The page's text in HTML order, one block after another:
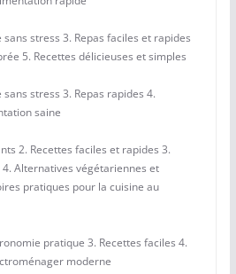
stress 3. Repas faciles et rapides
5. Recettes délicieuses et simples
stress 3. Repas rapides 4.
saine
2. Recettes faciles et rapides 3.
Alternatives végétariennes et
pratiques pour la cuisine au
pratique 3. Recettes faciles 4.
moderne